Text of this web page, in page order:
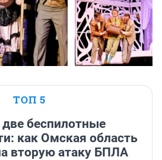
ТОП 5
беспилотные
как Омская область
вторую атаку БПЛА